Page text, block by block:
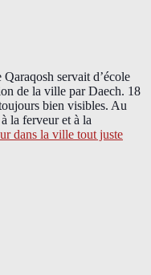
servait d’école
de la ville par Daech. 18
bien visibles. Au
la ferveur et à la
dans la ville tout juste